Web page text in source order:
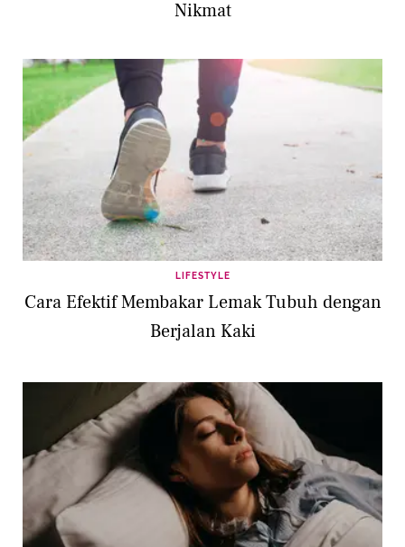
Nikmat
LIFESTYLE
Cara Efektif Membakar Lemak Tubuh dengan
Berjalan Kaki